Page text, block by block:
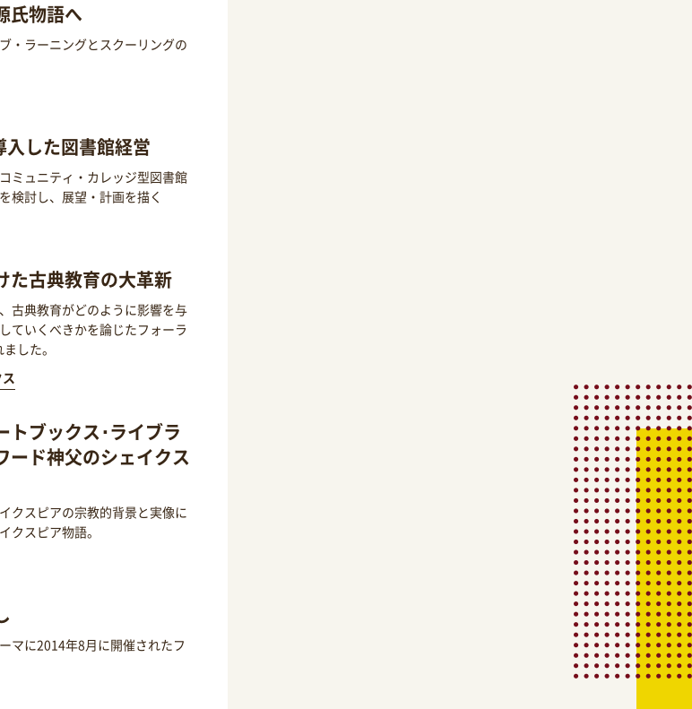
氏物語へ
・ラーニングとスクーリングの
入した図書館経営
ミュニティ・カレッジ型図書館
検討し、展望・計画を描く
た古典教育の大革新
古典教育がどのように影響を与
ていくべきかを論じたフォーラ
した。
トブックス･ライブラ
ード神父のシェイクス
クスピアの宗教的背景と実像に
クスピア物語。
マに2014年8月に開催されたフ